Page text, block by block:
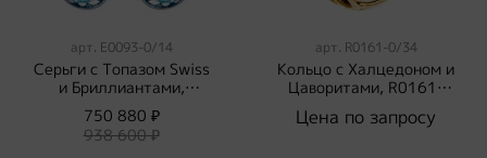
арт. E0093-0/14
Серьги с Топазом Swiss
и Бриллиантами,
E0093-0/14
750 880 ₽
938 600 ₽
арт. R0161-0/34
Кольцо с Халцедоном и
Цаворитами, R0161-
Цена по запросу